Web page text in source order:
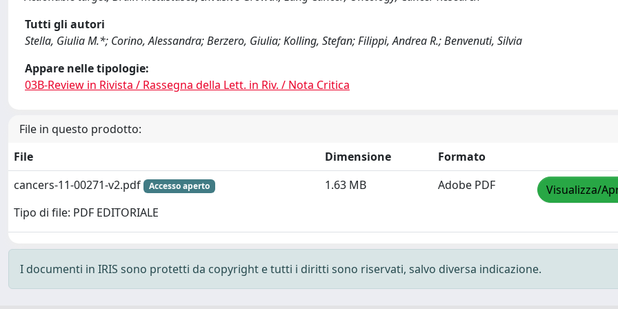
Tutti gli autori
Stella, Giulia M.*; Corino, Alessandra; Berzero, Giulia; Kolling, Stefan; Filippi, Andrea R.; Benvenuti, Silvia
Appare nelle tipologie:
03B-Review in Rivista / Rassegna della Lett. in Riv. / Nota Critica
File in questo prodotto:
File
Dimensione
Formato
cancers-11-00271-v2.pdf
Accesso aperto
Tipo di file: PDF EDITORIALE
1.63 MB Adobe PDF Visualizza/
I documenti in IRIS sono protetti da copyright e tutti i diritti sono riservati, salvo diversa indicazione.